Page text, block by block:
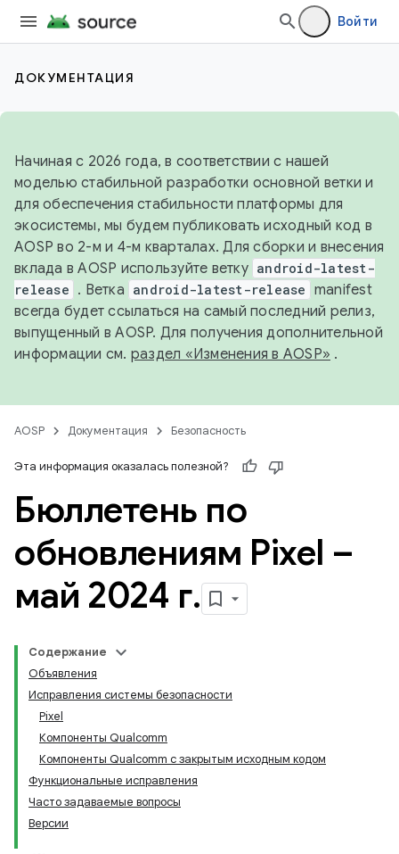
Войти
ДОКУМЕНТАЦИЯ
Начиная с 2026 года, в соответствии с нашей
моделью стабильной разработки основной ветки и
для обеспечения стабильности платформы для
экосистемы, мы будем публиковать исходный код в
AOSP во 2-м и 4-м кварталах. Для сборки и внесения
вклада в AOSP используйте ветку android-latest-
release . Ветка android-latest-release manifest
всегда будет ссылаться на самый последний релиз,
выпущенный в AOSP. Для получения дополнительной
информации см. раздел «Изменения в AOSP» .
AOSP Документация Безопасность
Эта информация оказалась полезной?
Бюллетень по
обновлениям Pixel –
май 2024 г.
Содержание
Объявления
Исправления системы безопасности
Pixel
Компоненты Qualcomm
Компоненты Qualcomm с закрытым исходным кодом
Функциональные исправления
Часто задаваемые вопросы
Версии